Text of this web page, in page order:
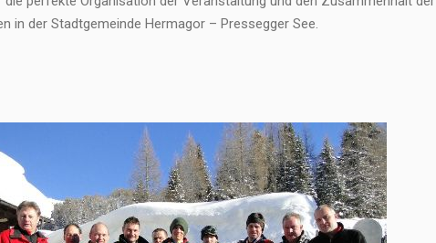
in der Stadtgemeinde Hermagor – Pressegger See.